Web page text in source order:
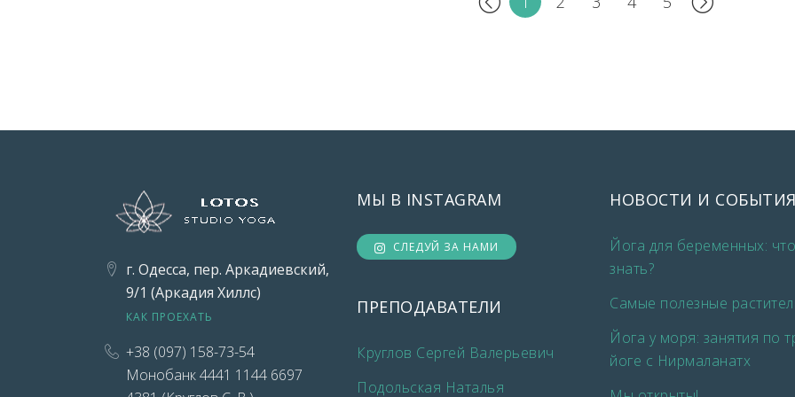
г. Одесса, пер. Аркадиевский,
9/1 (Аркадия Хиллс)
КАК ПРОЕХАТЬ
+38 (097) 158-73-54
Монобанк 4441 1144 6697
МЫ В INSTAGRAM
СЛЕДУЙ ЗА НАМИ
ПРЕПОДАВАТЕЛИ
Круглов Сергей Валерьевич
Подольская Наталья
НОВОСТИ И СОБЫТИЯ
Йога для беременных:
знать?
Самые полезные
Йога у моря: занятия по
йоге с Нирмаланатх